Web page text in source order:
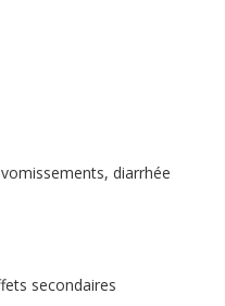
diarrhée
secondaires